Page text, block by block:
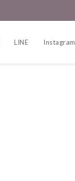
LINE Instagram